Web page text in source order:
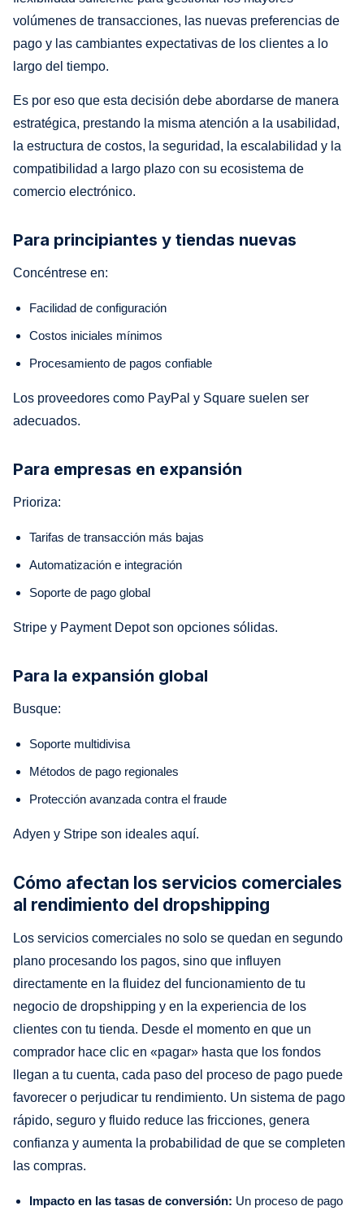
volúmenes de transacciones, las nuevas preferencias de
pago y las cambiantes expectativas de los clientes a lo
largo del tiempo.
Es por eso que esta decisión debe abordarse de manera
estratégica, prestando la misma atención a la usabilidad,
la estructura de costos, la seguridad, la escalabilidad y la
compatibilidad a largo plazo con su ecosistema de
comercio electrónico.
Para principiantes y tiendas nuevas
Concéntrese en:
Facilidad de configuración
Costos iniciales mínimos
Procesamiento de pagos confiable
Los proveedores como PayPal y Square suelen ser
adecuados.
Para empresas en expansión
Prioriza:
Tarifas de transacción más bajas
Automatización e integración
Soporte de pago global
Stripe y Payment Depot son opciones sólidas.
Para la expansión global
Busque:
Soporte multidivisa
Métodos de pago regionales
Protección avanzada contra el fraude
Adyen y Stripe son ideales aquí.
Cómo afectan los servicios comerciales
al rendimiento del dropshipping
Los servicios comerciales no solo se quedan en segundo
plano procesando los pagos, sino que influyen
directamente en la fluidez del funcionamiento de tu
negocio de dropshipping y en la experiencia de los
clientes con tu tienda. Desde el momento en que un
comprador hace clic en «pagar» hasta que los fondos
llegan a tu cuenta, cada paso del proceso de pago puede
favorecer o perjudicar tu rendimiento. Un sistema de pago
rápido, seguro y fluido reduce las fricciones, genera
confianza y aumenta la probabilidad de que se completen
las compras.
Impacto en las tasas de conversión: Un proceso de pago